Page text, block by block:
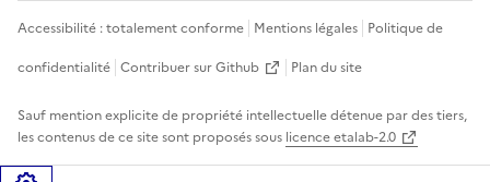
Accessibilité : totalement conforme Mentions légales Politique de
confidentialité Contribuer sur Github Plan du site
Sauf mention explicite de propriété intellectuelle détenue par des tiers,
les contenus de ce site sont proposés sous licence etalab-2.0